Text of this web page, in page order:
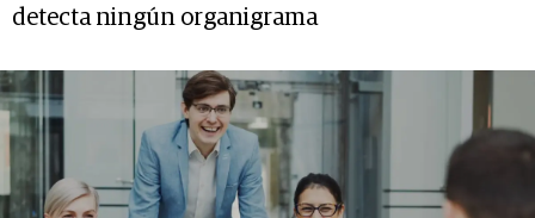
detecta ningún organigrama